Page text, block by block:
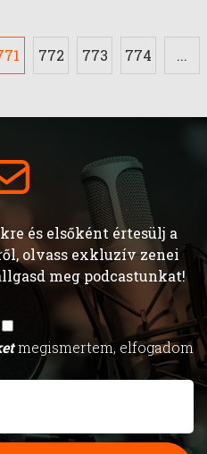
772 773 774 ...
és elsőként értesülj a
olvass exkluzív zenei
meg podcastunkat!
megismertem, elfogadom